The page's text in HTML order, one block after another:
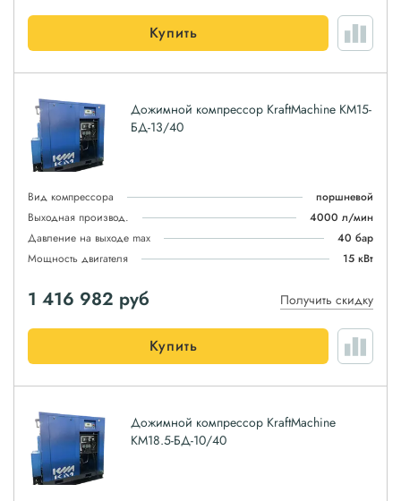
Купить
Дожимной компрессор KraftMachine КМ15-
БД-13/40
Вид компрессора
поршневой
Выходная производ.
4000 л/мин
Давление на выходе max
40 бар
Мощность двигателя
15 кВт
1 416 982 руб Получить скидку
Купить
Дожимной компрессор KraftMachine
КМ18.5-БД-10/40